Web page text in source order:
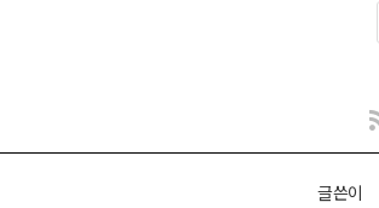
글쓴이